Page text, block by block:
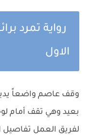
رواية تمرد
الاول
وقف عاصم واضعاً
بعيد وهي تقف أمام
لفريق العمل تفاصيل